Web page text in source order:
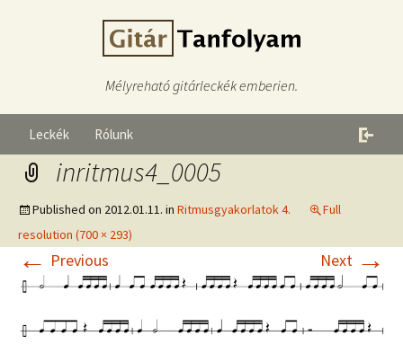
Mélyreható gitárleckék emberien.
Leckék Rólunk
inritmus4_0005
Published on 2012.01.11. in Ritmusgyakorlatok 4.
Full
resolution (700 × 293)
← Previous Next →